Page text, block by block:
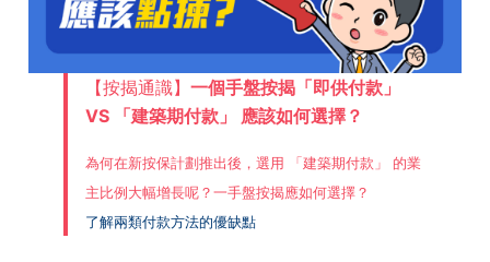
【按揭通識】 一個手盤按揭「即供付款」
VS 「建築期付款」 應該如何選擇？
為何在新按保計劃推出後，選用 「建築期付款」 的業
主比例大幅增長呢？一手盤按揭應如何選擇？
了解兩類付款方法的優缺點